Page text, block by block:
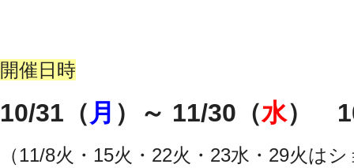
開催日時
10/31（ 月 ）～ 11/30（水）
（11/8火・15火・22火・23水・29火は